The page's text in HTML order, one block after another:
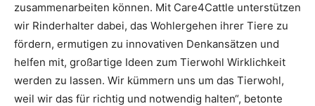
zusammenarbeiten können. Mit Care4Cattle unterstützen
wir Rinderhalter dabei, das Wohlergehen ihrer Tiere zu
fördern, ermutigen zu innovativen Denkansätzen und
helfen mit, großartige Ideen zum Tierwohl Wirklichkeit
werden zu lassen. Wir kümmern uns um das Tierwohl,
weil wir das für richtig und notwendig halten“, betonte